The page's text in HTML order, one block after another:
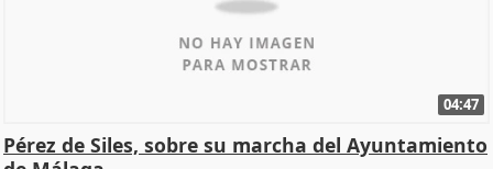
04:47
Pérez de Siles, sobre su marcha del Ayuntamiento